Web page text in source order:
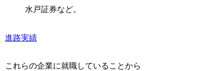
水戸証券など。
進路実績
これらの企業に就職していることから